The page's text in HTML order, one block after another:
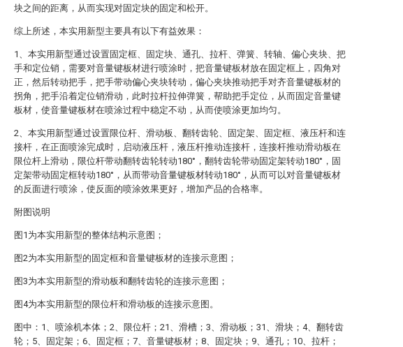
块之间的距离，从而实现对固定块的固定和松开。
综上所述，本实用新型主要具有以下有益效果：
1、本实用新型通过设置固定框、固定块、通孔、拉杆、弹簧、转轴、偏心夹块、把
手和定位销，需要对音量键板材进行喷涂时，把音量键板材放在固定框上，四角对
正，然后转动把手，把手带动偏心夹块转动，偏心夹块推动把手对齐音量键板材的
拐角，把手沿着定位销滑动，此时拉杆拉伸弹簧，帮助把手定位，从而固定音量键
板材，使音量键板材在喷涂过程中稳定不动，从而使喷涂更加均匀。
2、本实用新型通过设置限位杆、滑动板、翻转齿轮、固定架、固定框、液压杆和连
接杆，在正面喷涂完成时，启动液压杆，液压杆推动连接杆，连接杆推动滑动板在
限位杆上滑动，限位杆带动翻转齿轮转动180°，翻转齿轮带动固定架转动180°，固
定架带动固定框转动180°，从而带动音量键板材转动180°，从而可以对音量键板材
的反面进行喷涂，使反面的喷涂效果更好，增加产品的合格率。
附图说明
图1为本实用新型的整体结构示意图；
图2为本实用新型的固定框和音量键板材的连接示意图；
图3为本实用新型的滑动板和翻转齿轮的连接示意图；
图4为本实用新型的限位杆和滑动板的连接示意图。
图中：1、喷涂机本体；2、限位杆；21、滑槽；3、滑动板；31、滑块；4、翻转齿
轮；5、固定架；6、固定框；7、音量键板材；8、固定块；9、通孔；10、拉杆；